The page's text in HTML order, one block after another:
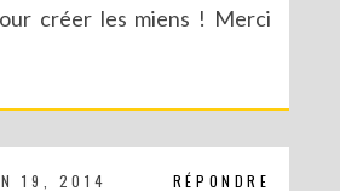
créer les miens ! Merci
RÉPONDRE
19, 2014